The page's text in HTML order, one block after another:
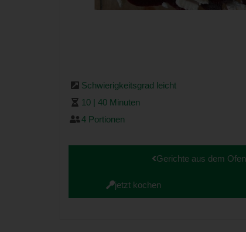
Schwierigkeitsgrad leicht
10 | 40 Minuten
4 Portionen
Gerichte aus dem Ofen
jetzt kochen